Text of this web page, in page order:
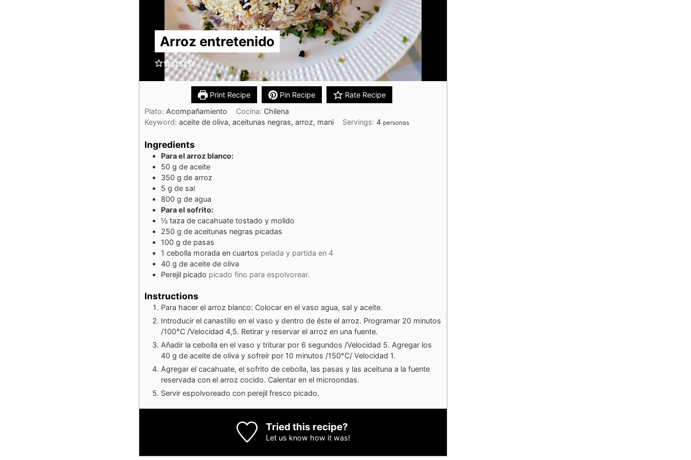
Arroz entretenido
Print Recipe Pin Recipe
Rate Recipe
Plato: Acompañamiento Cocina: Chilena
Keyword: aceite de oliva, aceitunas negras, arroz, mani Servings:4 personas
Ingredients
Para el arroz blanco:
50 g de aceite
350 g de arroz
5 g de sal
800 g de agua
Para el sofrito:
½ taza de cacahuate tostado y molido
250 g de aceitunas negras picadas
100 g de pasas
1 cebolla morada en cuartos pelada y partida en 4
40 g de aceite de oliva
Perejil picado picado fino para espolvorear.
Instructions
Para hacer el arroz blanco: Colocar en el vaso agua, sal y aceite.
Introducir el canastillo en el vaso y dentro de éste el arroz. Programar 20 minutos
/100°C /Velocidad 4,5. Retirar y reservar el arroz en una fuente.
Añadir la cebolla en el vaso y triturar por 6 segundos /Velocidad 5. Agregar los
40 g de aceite de oliva y sofreír por 10 minutos /150°C/ Velocidad 1.
Agregar el cacahuate, el sofrito de cebolla, las pasas y las aceituna a la fuente
reservada con el arroz cocido. Calentar en el microondas.
Servir espolvoreado con perejil fresco picado.
Tried this recipe?
Let us know how it was!